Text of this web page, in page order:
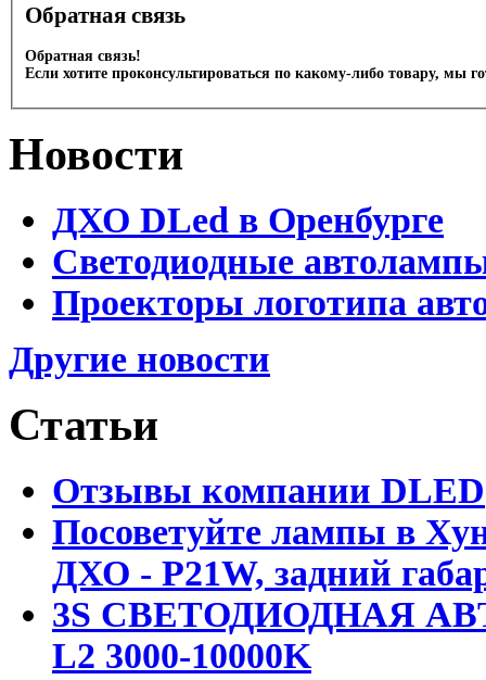
Обратная связь
Обратная связь!
Если хотите проконсультироваться по какому-либо товару, мы
Новости
ДХО DLed в Оренбурге
Светодиодные
Проекторы логотипа
Другие новости
Статьи
Отзывы компании DLED
Посоветуйте лампы в
ДХО - P21W, задний
3S СВЕТОДИОДНАЯ
L2 3000-10000K